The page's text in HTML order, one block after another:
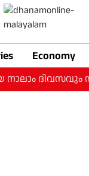
Economy
ദിവസവും